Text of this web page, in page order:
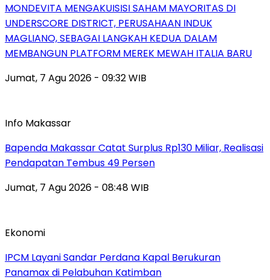
MONDEVITA MENGAKUISISI SAHAM MAYORITAS DI
UNDERSCORE DISTRICT, PERUSAHAAN INDUK
MAGLIANO, SEBAGAI LANGKAH KEDUA DALAM
MEMBANGUN PLATFORM MEREK MEWAH ITALIA BARU
Jumat, 7 Agu 2026 - 09:32 WIB
Info Makassar
Bapenda Makassar Catat Surplus Rp130 Miliar, Realisasi
Pendapatan Tembus 49 Persen
Jumat, 7 Agu 2026 - 08:48 WIB
Ekonomi
IPCM Layani Sandar Perdana Kapal Berukuran
Panamax di Pelabuhan Katimban